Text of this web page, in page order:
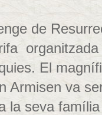
de
El
Armisen va
la seva